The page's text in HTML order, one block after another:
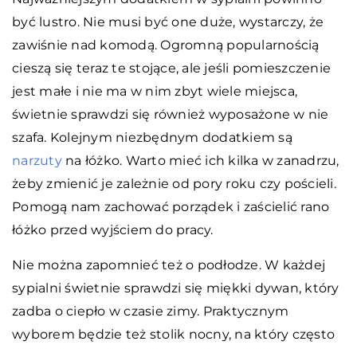
być lustro. Nie musi być one duże, wystarczy, że
zawiśnie nad komodą. Ogromną popularnością
cieszą się teraz te stojące, ale jeśli pomieszczenie
jest małe i nie ma w nim zbyt wiele miejsca,
świetnie sprawdzi się również wyposażone w nie
szafa. Kolejnym niezbędnym dodatkiem są
narzutyna łóżko. Warto mieć ich kilka w zanadrzu,
żeby zmienić je zależnie od pory roku czy pościeli.
Pomogą nam zachować porządek i zaścielić rano
łóżko przed wyjściem do pracy.
Nie można zapomnieć też o podłodze. W każdej
sypialni świetnie sprawdzi się miękki dywan, który
zadba o ciepło w czasie zimy. Praktycznym
wyborem będzie też stolik nocny, na który często